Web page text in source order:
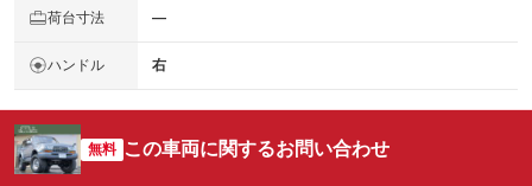
荷台寸法 ―
ハンドル 右
無料 この車両に関するお問い合わせ